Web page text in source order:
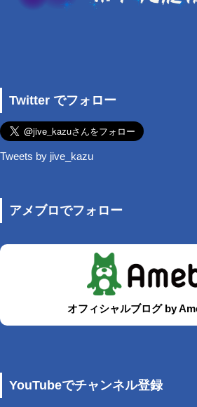
Twitter でフォロー
Tweets by jive_kazu
アメブロでフォロー
オフィシャルブログ by
YouTubeでチャンネル登録